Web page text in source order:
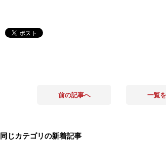
前の記事へ 一覧
同じカテゴリの新着記事